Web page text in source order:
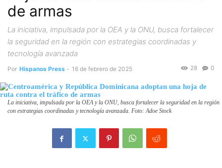
de armas
La iniciativa, impulsada por la OEA y la ONU, busca fortalecer
la seguridad en la región con estrategias coordinadas y
tecnología avanzada
Por Hispanos Press - 16 de febrero de 2025 0
28
La iniciativa, impulsada por la OEA y la ONU, busca fortalecer la seguridad en la región
con estrategias coordinadas y tecnología avanzada. Foto: Adoe Stock